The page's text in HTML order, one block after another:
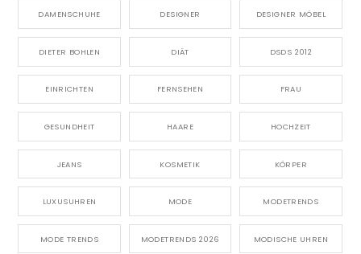
DAMENSCHUHE DESIGNER DESIGNER MÖBEL
DIETER BOHLEN DIÄT DSDS 2012
EINRICHTEN FERNSEHEN FRAU
GESUNDHEIT HAARE HOCHZEIT
JEANS KOSMETIK KÖRPER
LUXUSUHREN MODE MODETRENDS
MODE TRENDS MODETRENDS 2026 MODISCHE UHREN